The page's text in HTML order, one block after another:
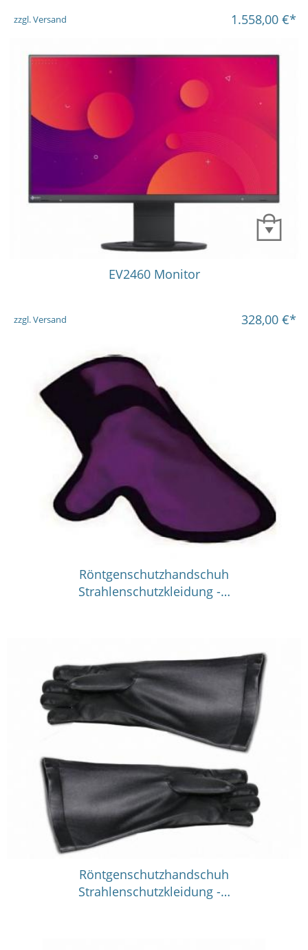
zzgl. Versand 1.558,00 €*
EV2460 Monitor
zzgl. Versand 328,00 €*
Röntgenschutzhandschuh
Strahlenschutzkleidung -…
Röntgenschutzhandschuh
Strahlenschutzkleidung -…